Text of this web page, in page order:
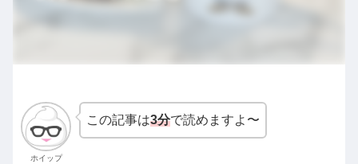
ホイップ
この記事は3分で読めますよ〜